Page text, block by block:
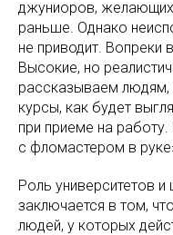
джуниоров,
раньше. Однако
не приводит. Вопреки
Высокие, но
рассказываем людям,
курсы, как будет
при приеме на
с фломастером в
Роль университетов
заключается в том,
людей, у которых